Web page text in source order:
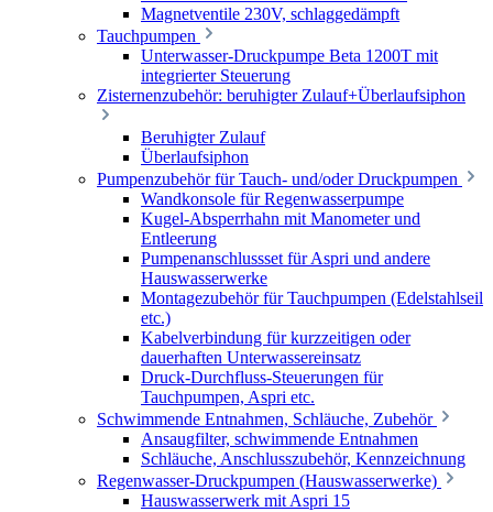
Magnetventile 230V, schlaggedämpft
Tauchpumpen
Unterwasser-Druckpumpe Beta 1200T mit
integrierter Steuerung
Zisternenzubehör: beruhigter Zulauf+Überlaufsiphon
Beruhigter Zulauf
Überlaufsiphon
Pumpenzubehör für Tauch- und/oder Druckpumpen
Wandkonsole für Regenwasserpumpe
Kugel-Absperrhahn mit Manometer und
Entleerung
Pumpenanschlussset für Aspri und andere
Hauswasserwerke
Montagezubehör für Tauchpumpen (Edelstahlseil
etc.)
Kabelverbindung für kurzzeitigen oder
dauerhaften Unterwassereinsatz
Druck-Durchfluss-Steuerungen für
Tauchpumpen, Aspri etc.
Schwimmende Entnahmen, Schläuche, Zubehör
Ansaugfilter, schwimmende Entnahmen
Schläuche, Anschlusszubehör, Kennzeichnung
Regenwasser-Druckpumpen (Hauswasserwerke)
Hauswasserwerk mit Aspri 15